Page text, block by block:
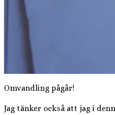
Omvandling pågår!
Jag tänker också att jag i